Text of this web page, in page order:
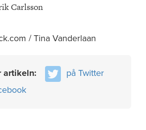
Carlsson
/ Tina Vanderlaan
artikeln:
på Twitter